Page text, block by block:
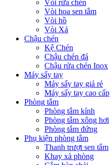
Vòi rửa chén
Vòi hoa sen tắm
Vòi hồ
Vòi Xả
Chậu chén
Kệ Chén
Chậu chén đá
Chậu rửa chén Inox
Máy sấy tay
Máy sấy tay giá rẻ
Máy sấy tay cao cấp
Phòng tắm
Phòng tắm kính
Phòng tắm xông hơi
Phòng tắm đứng
Phụ kiện phòng tắm
Thanh trượt sen tắm
Khay xà phòng